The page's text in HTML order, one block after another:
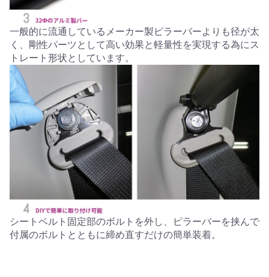
一般的に流通しているメーカー製ピラーバーよりも径が太
く、剛性パーツとして高い効果と軽量性を実現する為にス
トレート形状としています。
シートベルト固定部のボルトを外し、ピラーバーを挟んで
付属のボルトとともに締め直すだけの簡単装着。